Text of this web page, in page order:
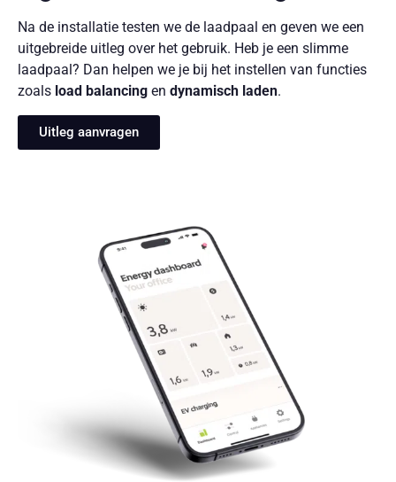
Na de installatie testen we de laadpaal en geven we een
uitgebreide uitleg over het gebruik. Heb je een slimme
laadpaal? Dan helpen we je bij het instellen van functies
zoals load balancing en dynamisch laden.
Uitleg aanvragen